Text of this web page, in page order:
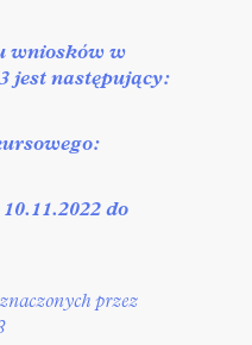
wniosków w
jest następujący:
:
10.11.2022 do
przez